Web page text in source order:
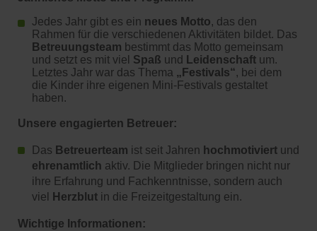
Jedes Jahr gibt es ein neues Motto, das den
Rahmen für die verschiedenen Aktivitäten bildet. Das
Betreuungsteam bestimmt das Motto gemeinsam
und setzt es mit viel Spaß und Leidenschaft um.
Letztes Jahr war das Thema „Festivals“, bei dem
die Kinder ihre eigenen Mini-Festivals gestaltet
haben.
Unsere engagierten Betreuer:
Das Betreuerteam ist seit Jahren hochmotiviert und
ehrenamtlich aktiv. Die Mitglieder bringen nicht nur
ihre Erfahrung und Fachkenntnisse, sondern auch
viel
Herzblut in die Freizeitgestaltung ein.
Wichtige Informationen: